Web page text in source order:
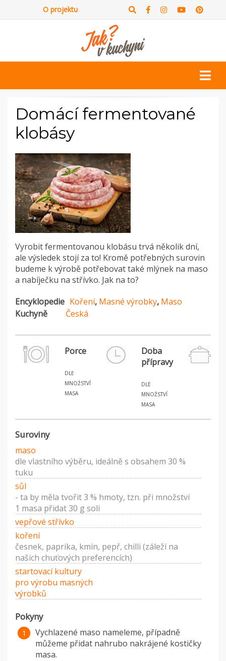
O projektu
Domácí fermentované
klobásy
Vyrobit fermentovanou klobásu trvá několik dní,
ale výsledek stojí za to! Kromě potřebných surovin
budeme k výrobě potřebovat také mlýnek na maso
a nabíječku na střívko. Jak na to?
Encyklopedie Koření, Masné výrobky, Maso
Kuchyně
Česká
Porce
dle
množství
masa
Doba
přípravy
dle
množství
masa
Suroviny
maso
dle vlastního výběru, ideálně s obsahem 30 %
tuku
sůl
- ta by měla tvořit 3 % hmoty, tzn. při množství
1 masa přidat 30 g soli
vepřové střívko
koření
česnek, paprika, kmín, pepř, chilli (záleží na
našich chuťových preferencích)
startovací kultury
pro výrobu masných
výrobků
Pokyny
Vychlazené maso nameleme, případně
můžeme přidat nahrubo nakrájené kostičky
masa.